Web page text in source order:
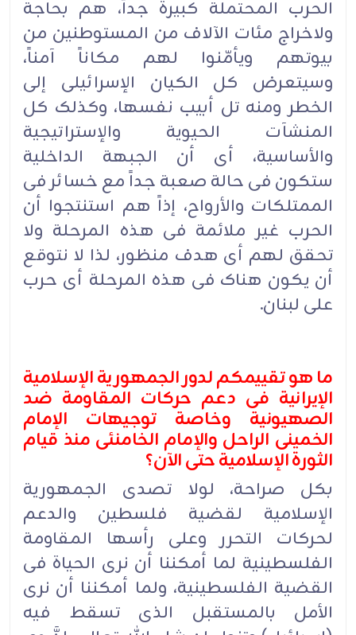
الحرب المحتملة کبیرة جداً، هم بحاجة
ولاخراج مئات الآلاف من المستوطنین من
بیوتهم ویأمّنوا لهم مکاناً آمناً،
وسیتعرض کل الکیان الإسرائیلی إلى
الخطر ومنه تل أبیب نفسها، وکذلک کل
المنشآت الحیویة والإستراتیجیة
والأساسیة، أی أن الجبهة الداخلیة
ستکون فی حالة صعبة جداً مع خسائر فی
الممتلکات والأرواح، إذاً هم استنتجوا أن
الحرب غیر ملائمة فی هذه المرحلة ولا
تحقق لهم أی هدف منظور، لذا لا نتوقع
أن یکون هناک فی هذه المرحلة أی حرب
على لبنان.
ما هو تقییمکم لدور الجمهوریة الإسلامیة
الإیرانیة فی دعم حرکات المقاومة ضد
الصهیونیة وخاصة توجیهات الإمام
الخمینی الراحل والإمام الخامنئی منذ قیام
الثورة الإسلامیة حتى الآن؟
بکل صراحة، لولا تصدی الجمهوریة
الإسلامیة لقضیة فلسطین والدعم
لحرکات التحرر وعلى رأسها المقاومة
الفلسطینیة لما أمکننا أن نرى الحیاة فی
القضیة الفلسطینیة، ولما أمکننا أن نرى
الأمل بالمستقبل الذی تسقط فیه